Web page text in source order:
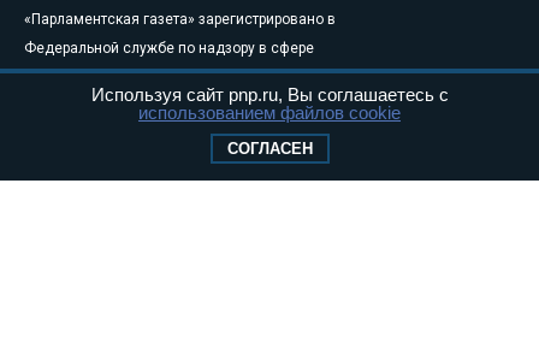
«Парламентская газета» зарегистрировано в
Федеральной службе по надзору в сфере
связи, информационных технологий и
массовых коммуникаций (Роскомнадзор) 05
Свидетельство о регистрации Эл № ФС77-
Используя сайт pnp.ru, Вы соглашаетесь с
использованием файлов cookie
СОГЛАСЕН